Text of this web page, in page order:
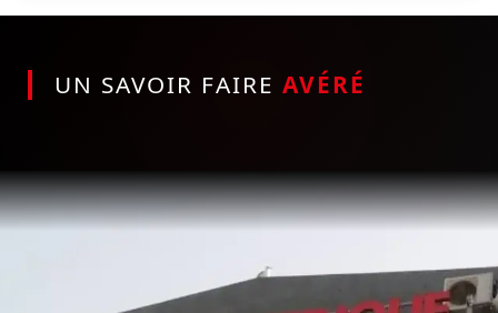
UN SAVOIR FAIRE AVÉRÉ